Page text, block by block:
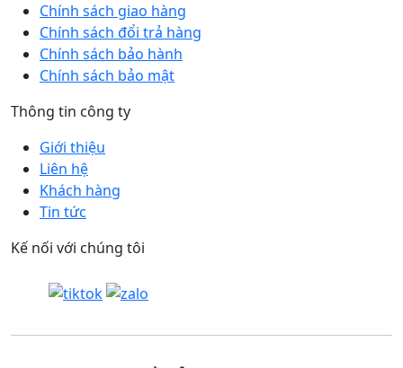
Chính sách giao hàng
Chính sách đổi trả hàng
Chính sách bảo hành
Chính sách bảo mật
Thông tin công ty
Giới thiệu
Liên hệ
Khách hàng
Tin tức
Kế nối với chúng tôi